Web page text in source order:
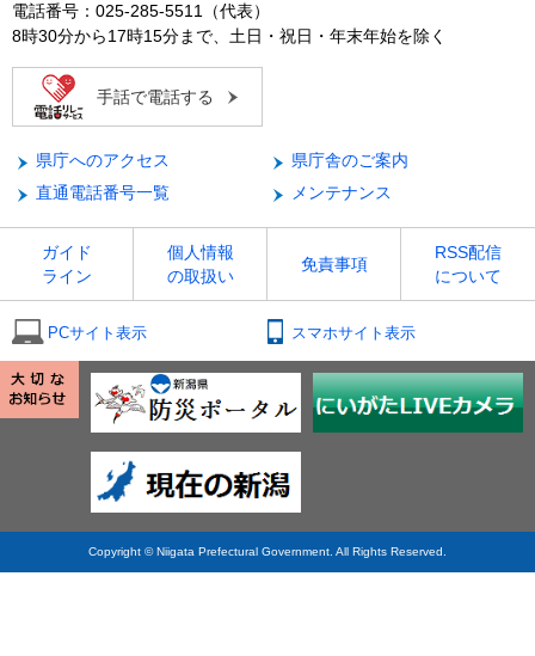
電話番号：025-285-5511（代表）
8時30分から17時15分まで、土日・祝日・年末年始を除く
手話で電話する
県庁へのアクセス
県庁舎のご案内
直通電話番号一覧
メンテナンス
ガイド
ライン
個人情報
の取扱い
免責事項
RSS配信
について
PCサイト表示 スマホサイト表示
Copyright © Niigata Prefectural Government. All Rights Reserved.